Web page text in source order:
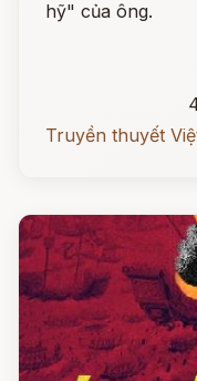
hỹ" của ông.
Truyền thuyết